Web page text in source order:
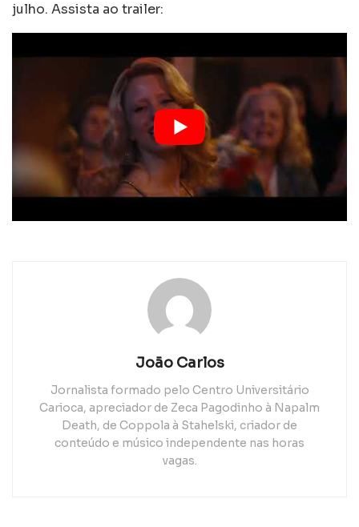
julho. Assista ao trailer:
João Carlos
Jornalista formado pelo Centro Universitário
Carioca, apreciador de Zeca Pagodinho à Napalm
Death, de Coppola à Stahelski, criador de
conteúdo e músico independente nas horas
vagas.